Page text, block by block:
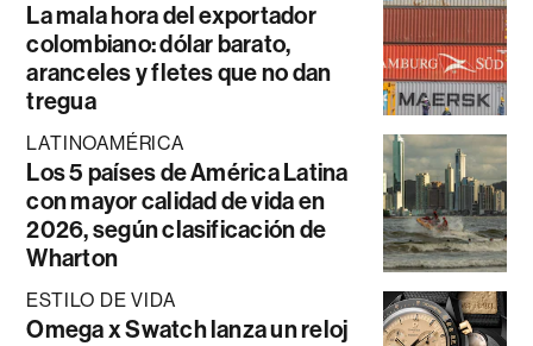
La mala hora del exportador
colombiano: dólar barato,
aranceles y fletes que no dan
tregua
LATINOAMÉRICA
Los 5 países de América Latina
con mayor calidad de vida en
2026, según clasificación de
Wharton
ESTILO DE VIDA
Omega x Swatch lanza un reloj